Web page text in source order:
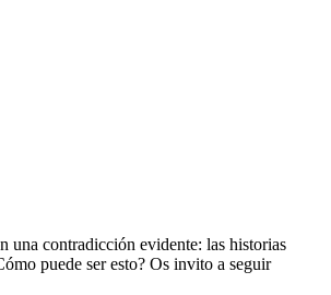
una contradicción evidente: las historias
puede ser esto? Os invito a seguir